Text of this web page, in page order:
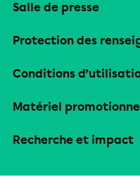
Salle de presse
Protection des
Conditions
Matériel promotionnel
Recherche et impact